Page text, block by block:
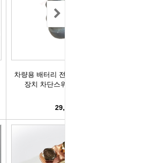
패스너 파스너도어트림
도어스티커
모비스기어봉
패달패드
고휘도반사테이프
차량용 배터리 전원 차단스위치 차단
장치 차단스위치 고정형키 HS
29,900원